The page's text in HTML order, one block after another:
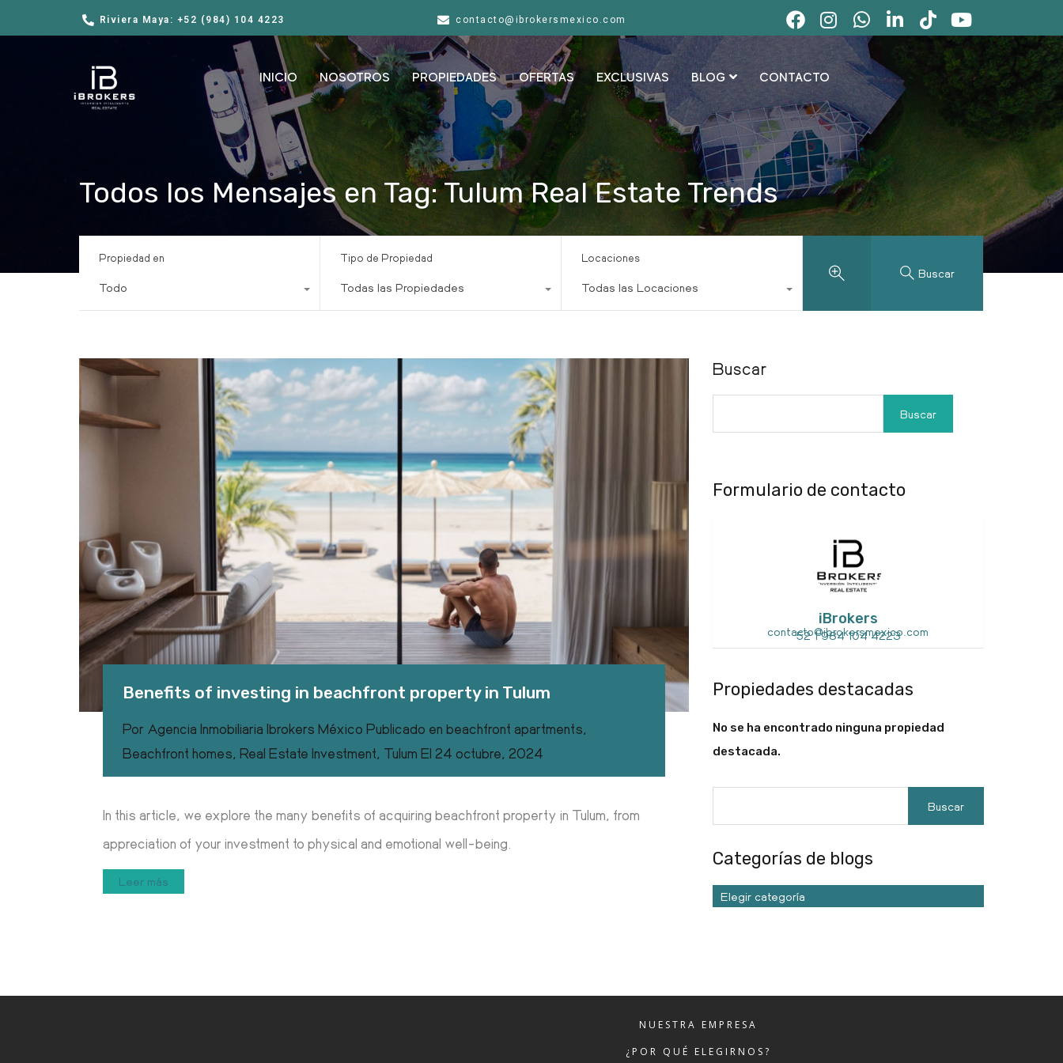
Riviera Maya: +52 (984) 104 4223 contacto@ibrokersmexico.com
INICIO NOSOTROS PROPIEDADES OFERTAS EXCLUSIVAS BLOG CONTACTO
Todos los Mensajes en Tag: Tulum Real Estate Trends
Propiedad en
Todo
Tipo de Propiedad
Todas las Propiedades
Locaciones
Todas las Locaciones
Buscar
Benefits of investing in beachfront property in Tulum
Por Agencia Inmobiliaria Ibrokers México Publicado en beachfront apartments,
Beachfront homes, Real Estate Investment, Tulum El 24 octubre, 2024
In this article, we explore the many benefits of acquiring beachfront property in Tulum, from
appreciation of your investment to physical and emotional well-being.
Leer más
Buscar
Buscar
Formulario de contacto
iBrokers
contacto@ibrokersmexico.com
52 1 984 104 4223
Propiedades destacadas
No se ha encontrado ninguna propiedad
destacada.
Categorías de blogs
Elegir categoría
NUESTRA EMPRESA
¿POR QUÉ ELEGIRNOS?